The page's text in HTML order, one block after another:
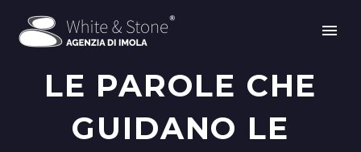
LE PAROLE CHE
GUIDANO LE